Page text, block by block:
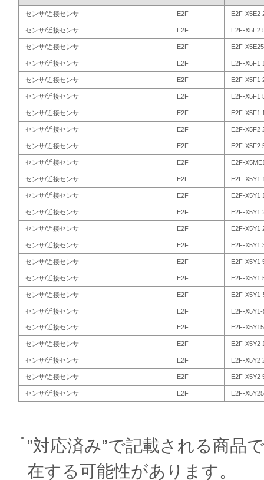
センサ/近接センサ E2F E2F-X5E2
センサ/近接センサ E2F E2F-X5E2
センサ/近接センサ E2F E2F-
センサ/近接センサ E2F E2F-X5F1
センサ/近接センサ E2F E2F-X5F1
センサ/近接センサ E2F E2F-X5F1
センサ/近接センサ E2F E2F-
センサ/近接センサ E2F E2F-X5F2
センサ/近接センサ E2F E2F-X5F2
センサ/近接センサ E2F E2F-
センサ/近接センサ E2F E2F-X5Y1
センサ/近接センサ E2F E2F-X5Y1
センサ/近接センサ E2F E2F-X5Y1
センサ/近接センサ E2F E2F-X5Y1
センサ/近接センサ E2F E2F-X5Y1
センサ/近接センサ E2F E2F-X5Y1
センサ/近接センサ E2F E2F-X5Y1
センサ/近接センサ E2F E2F-
センサ/近接センサ E2F E2F-
センサ/近接センサ E2F E2F-
センサ/近接センサ E2F E2F-X5Y2
センサ/近接センサ E2F E2F-X5Y2
センサ/近接センサ E2F E2F-X5Y2
センサ/近接センサ E2F E2F-
”対応済み”で記載される商品
在する可能性があります。